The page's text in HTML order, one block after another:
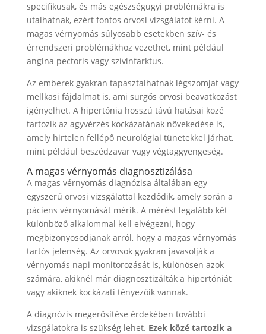
specifikusak, és más egészségügyi problémákra is
utalhatnak, ezért fontos orvosi vizsgálatot kérni. A
magas vérnyomás súlyosabb esetekben szív- és
érrendszeri problémákhoz vezethet, mint például
angina pectoris vagy szívinfarktus.
Az emberek gyakran tapasztalhatnak légszomjat vagy
mellkasi fájdalmat is, ami sürgős orvosi beavatkozást
igényelhet. A hipertónia hosszú távú hatásai közé
tartozik az agyvérzés kockázatának növekedése is,
amely hirtelen fellépő neurológiai tünetekkel járhat,
mint például beszédzavar vagy végtaggyengeség.
A magas vérnyomás diagnosztizálása
A magas vérnyomás diagnózisa általában egy
egyszerű orvosi vizsgálattal kezdődik, amely során a
páciens vérnyomását mérik. A mérést legalább két
különböző alkalommal kell elvégezni, hogy
megbizonyosodjanak arról, hogy a magas vérnyomás
tartós jelenség. Az orvosok gyakran javasolják a
vérnyomás napi monitorozását is, különösen azok
számára, akiknél már diagnosztizálták a hipertóniát
vagy akiknek kockázati tényezőik vannak.
A diagnózis megerősítése érdekében további
vizsgálatokra is szükség lehet. Ezek közé tartozik a